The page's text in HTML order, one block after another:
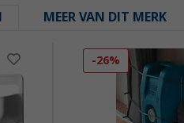
MEER VAN DIT MERK
-26%